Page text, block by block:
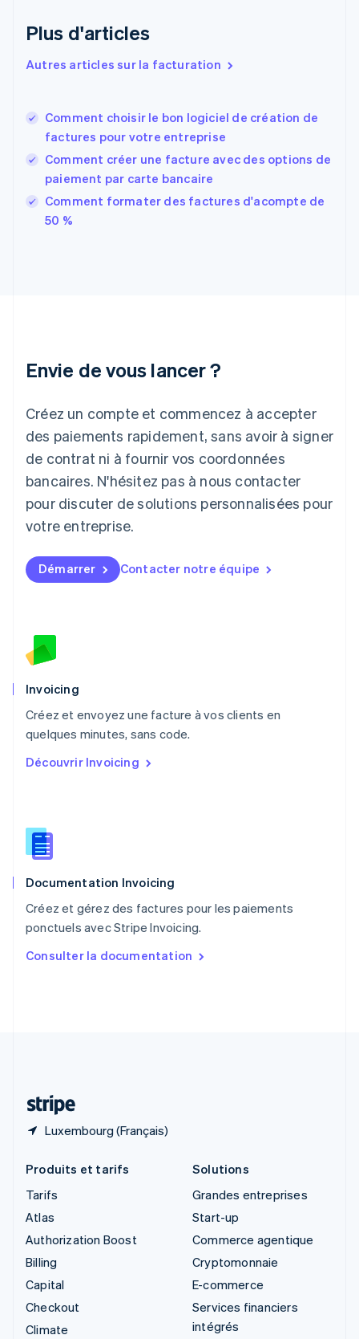
Plus d'articles
Autres articles sur la facturation
Comment choisir le bon logiciel de création de
factures pour votre entreprise
Comment créer une facture avec des options de
paiement par carte bancaire
Comment formater des factures d'acompte de
50 %
Envie de vous lancer ?
Créez un compte et commencez à accepter
des paiements rapidement, sans avoir à signer
de contrat ni à fournir vos coordonnées
bancaires. N'hésitez pas à nous contacter
pour discuter de solutions personnalisées pour
votre entreprise.
Démarrer Contacter notre équipe
Invoicing
Créez et envoyez une facture à vos clients en
quelques minutes, sans code.
Découvrir Invoicing
Documentation Invoicing
Créez et gérez des factures pour les paiements
ponctuels avec Stripe Invoicing.
Consulter la documentation
Luxembourg (Français)
Estonie
États-Unis
EnglishSvenska
France
English
Gibraltar
English
Grèce
Hongrie
日本語 English
English
Liechtenstein
Deutsch English
Lituanie
English
Luxembourg
FrançaisDeutschEnglish
Malaisie
Malte
English
Mexique
English
Nouvelle-Zélande
Pays-Bas
Nederlands
Pologne
English
PortuguêsEnglish
English
Roumanie
Royaume-Uni
Singapour
English 简体中文
English
Produits et tarifs
Tarifs
Atlas
Authorization Boost
Billing
Capital
Checkout
Climate
Solutions
Grandes entreprises
Start-up
Commerce agentique
Cryptomonnaie
E-commerce
Services financiers
intégrés